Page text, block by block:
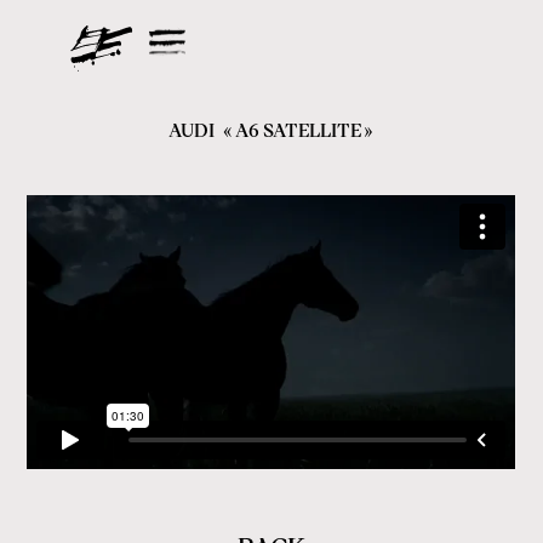
AUDI «A6 SATELLITE»